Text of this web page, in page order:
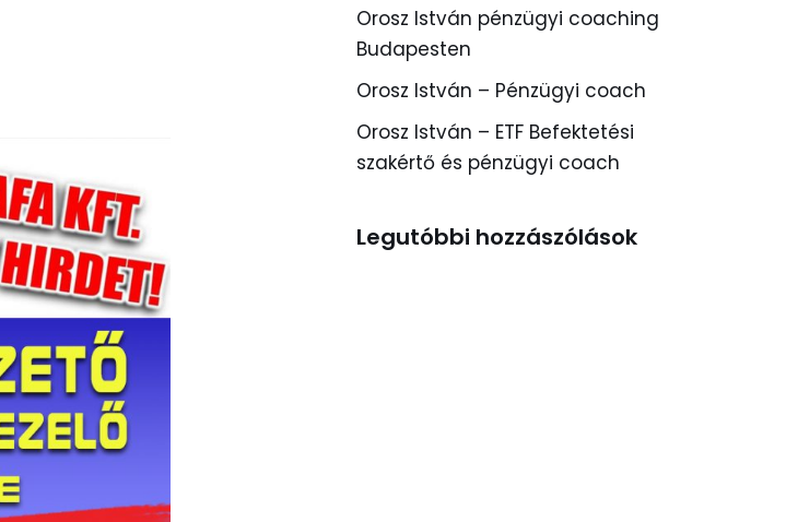
Orosz István pénzügyi coaching
Budapesten
Orosz István – Pénzügyi coach
Orosz István – ETF Befektetési
szakértő és pénzügyi coach
Legutóbbi hozzászólások